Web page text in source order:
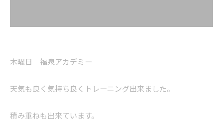
木曜日 福泉アカデミー
天気も良く気持ち良くトレーニング出来ました。
積み重ねも出来ています。